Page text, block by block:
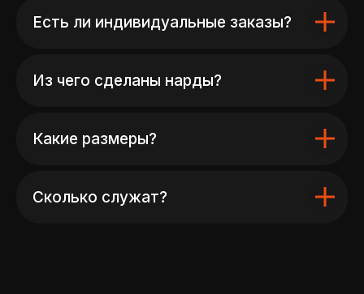
Есть ли индивидуальные заказы?
Из чего сделаны нарды?
Какие размеры?
Сколько служат?